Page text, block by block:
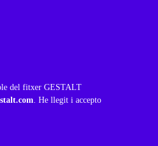
del fitxer GESTALT
. He llegit i accepto